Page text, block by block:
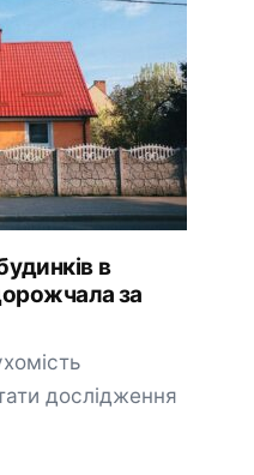
в
за
дослідження